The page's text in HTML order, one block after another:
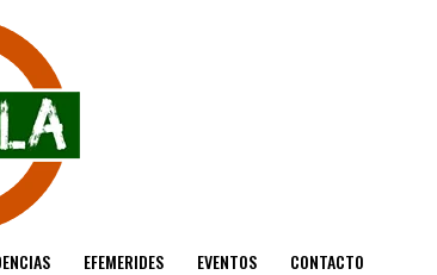
EFEMERIDES EVENTOS CONTACTO